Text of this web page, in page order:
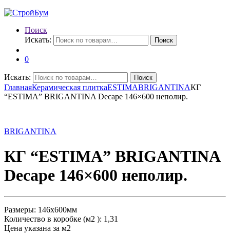
Поиск
Искать:
Поиск
0
Искать: Поиск
ГлавнаяКерамическая плиткаESTIMABRIGANTINAКГ
“ESTIMA” BRIGANTINA Decape 146×600 неполир.
BRIGANTINA
КГ “ESTIMA” BRIGANTINA
Decape 146×600 неполир.
Размеры: 146х600мм
Количество в коробке (м2 ): 1,31
Цена указана за м2